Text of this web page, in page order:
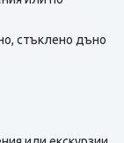
стъклено дъно